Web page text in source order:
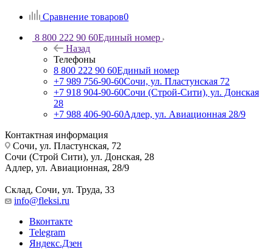
Сравнение товаров0
8 800 222 90 60Единый номер
Назад
Телефоны
8 800 222 90 60Единый номер
+7 989 756-90-60Сочи, ул. Пластунская 72
+7 918 904-90-60Сочи (Строй-Сити), ул. Донская
28
+7 988 406-90-60Адлер, ул. Авиационная 28/9
Контактная информация
Сочи, ул. Пластунская, 72
Сочи (Строй Сити), ул. Донская, 28
Адлер, ул. Авиационная, 28/9
Склад, Сочи, ул. Труда, 33
info@fleksi.ru
Вконтакте
Telegram
Яндекс.Дзен